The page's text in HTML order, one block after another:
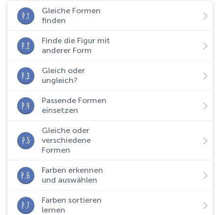
P.1
Gleiche Formen
finden
P.2
Finde die Figur mit
anderer Form
P.3
Gleich oder
ungleich?
P.4
Passende Formen
einsetzen
P.5
Gleiche oder
verschiedene
Formen
P.6
Farben erkennen
und auswählen
P.7
Farben sortieren
lernen